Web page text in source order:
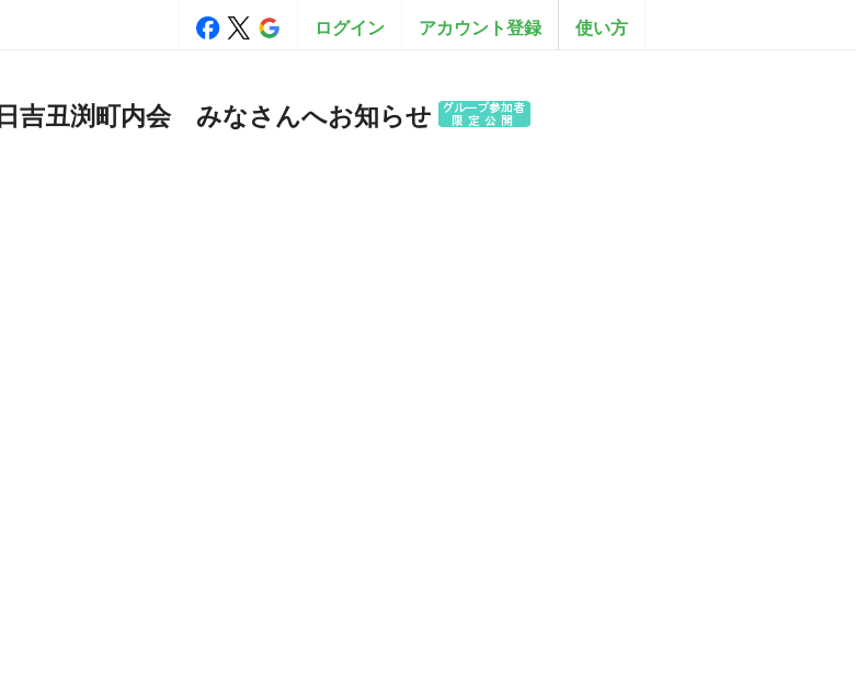
ログイン アカウント登録 使い方
日吉丑渕町内会 みなさんへお知らせ